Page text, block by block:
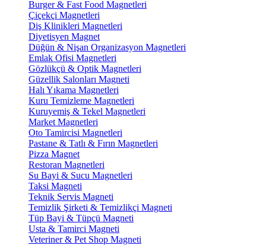
Burger & Fast Food Magnetleri
Çiçekçi Magnetleri
Diş Klinikleri Magnetleri
Diyetisyen Magnet
Düğün & Nişan Organizasyon Magnetleri
Emlak Ofisi Magnetleri
Gözlükçü & Optik Magnetleri
Güzellik Salonları Magneti
Halı Yıkama Magnetleri
Kuru Temizleme Magnetleri
Kuruyemiş & Tekel Magnetleri
Market Magnetleri
Oto Tamircisi Magnetleri
Pastane & Tatlı & Fırın Magnetleri
Pizza Magnet
Restoran Magnetleri
Su Bayi & Sucu Magnetleri
Taksi Magneti
Teknik Servis Magneti
Temizlik Şirketi & Temizlikçi Magneti
Tüp Bayi & Tüpçü Magneti
Usta & Tamirci Magneti
Veteriner & Pet Shop Magneti